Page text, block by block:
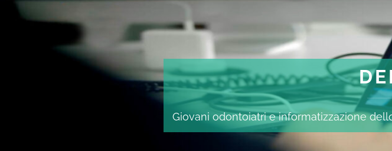
Giovani odontoiatri e informatizzazione